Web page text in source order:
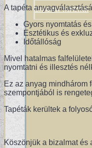
DAMASK TAPÉTÁK
A tapéta
Gyors nyomtatás
Esztétikus és
Időtállóság
Mivel hatalmas
nyomtatni és illesztés
Ez az anyag mindhárom
szempontjából is
Tapéták kerültek a
Köszönjük a bizalmat és